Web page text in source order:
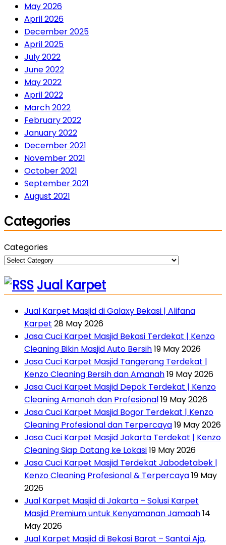
May 2026
April 2026
December 2025
April 2025
July 2022
June 2022
May 2022
April 2022
March 2022
February 2022
January 2022
December 2021
November 2021
October 2021
September 2021
August 2021
Categories
Categories
Jual Karpet
Jual Karpet Masjid di Galaxy Bekasi | Alifana
Karpet 28 May 2026
Jasa Cuci Karpet Masjid Bekasi Terdekat | Kenzo
Cleaning Bikin Masjid Auto Bersih19 May 2026
Jasa Cuci Karpet Masjid Tangerang Terdekat |
Kenzo Cleaning Bersih dan Amanah19 May 2026
Jasa Cuci Karpet Masjid Depok Terdekat | Kenzo
Cleaning Amanah dan Profesional19 May 2026
Jasa Cuci Karpet Masjid Bogor Terdekat | Kenzo
Cleaning Profesional dan Terpercaya19 May 2026
Jasa Cuci Karpet Masjid Jakarta Terdekat | Kenzo
Cleaning Siap Datang ke Lokasi19 May 2026
Jasa Cuci Karpet Masjid Terdekat Jabodetabek |
Kenzo Cleaning Profesional & Terpercaya19 May
2026
Jual Karpet Masjid di Jakarta – Solusi Karpet
Masjid Premium untuk Kenyamanan Jamaah14
May 2026
Jual Karpet Masjid di Bekasi Barat – Santai Aja,